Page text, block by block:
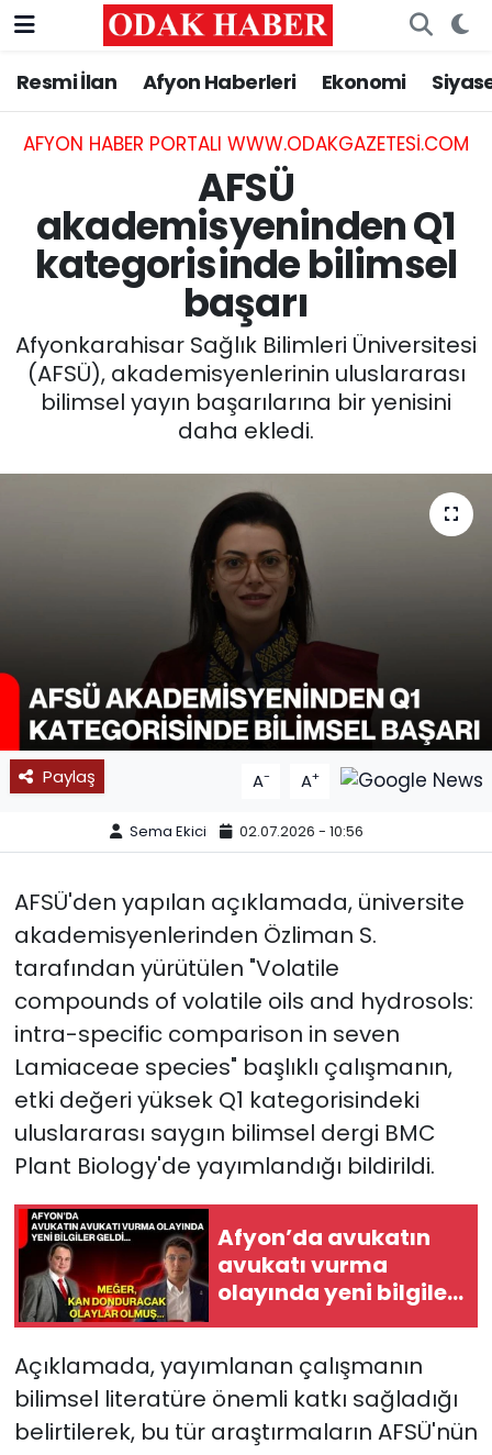
Resmi İlan Afyon Haberleri Ekonomi
AFYON HABER PORTALI WWW.ODAKGAZETESI.COM
AFSÜ
akademisyeninden Q1
kategorisinde bilimsel
başarı
Afyonkarahisar Sağlık Bilimleri Üniversitesi
(AFSÜ), akademisyenlerinin uluslararası
bilimsel yayın başarılarına bir yenisini
daha ekledi.
Paylaş A- A+
Sema Ekici 02.07.2026 - 10:56
AFSÜ'den yapılan açıklamada, üniversite
akademisyenlerinden Özliman S.
tarafından yürütülen "Volatile
compounds of volatile oils and hydrosols:
intra-specific comparison in seven
Lamiaceae species" başlıklı çalışmanın,
etki değeri yüksek Q1 kategorisindeki
uluslararası saygın bilimsel dergi BMC
Plant Biology'de yayımlandığı bildirildi.
Afyon’da avukatın
avukatı vurma
olayında yeni bilgiler
geldi... Meğer, kan
olmuş...
Açıklamada, yayımlanan çalışmanın
bilimsel literatüre önemli katkı sağladığı
belirtilerek, bu tür araştırmaların AFSÜ'nün
AFYONKARAHİSAR HABERLERİ
Resmi İlan
GÜNCEL
EĞİTİM
MAGAZİN
SAĞLIK
Nöbetçi Eczaneler
Hava Durumu
Trafik Durumu
Süper Lig Puan Durumu ve Fikstür
Tüm Manşetler
Son Dakika Haberleri
Haber Arşivi